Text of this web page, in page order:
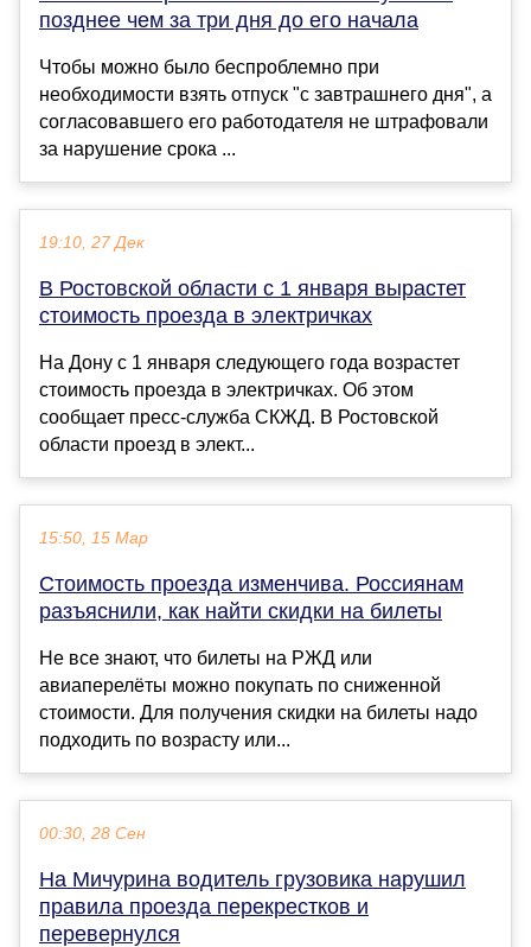
позднее чем за три дня до его начала
Чтобы можно было беспроблемно при
необходимости взять отпуск "с завтрашнего дня", а
согласовавшего его работодателя не штрафовали
за нарушение срока ...
19:10, 27 Дек
В Ростовской области с 1 января вырастет
стоимость проезда в электричках
На Дону с 1 января следующего года возрастет
стоимость проезда в электричках. Об этом
сообщает пресс-служба СКЖД. В Ростовской
области проезд в элект...
15:50, 15 Мар
Стоимость проезда изменчива. Россиянам
разъяснили, как найти скидки на билеты
Не все знают, что билеты на РЖД или
авиаперелёты можно покупать по сниженной
стоимости. Для получения скидки на билеты надо
подходить по возрасту или...
00:30, 28 Сен
На Мичурина водитель грузовика нарушил
правила проезда перекрестков и
перевернулся